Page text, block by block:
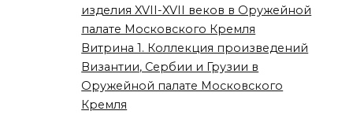
изделия XVII-XVII веков в Оружейной
палате Московского Кремля
Витрина 1. Коллекция произведений
Византии, Сербии и Грузии в
Оружейной палате Московского
Кремля